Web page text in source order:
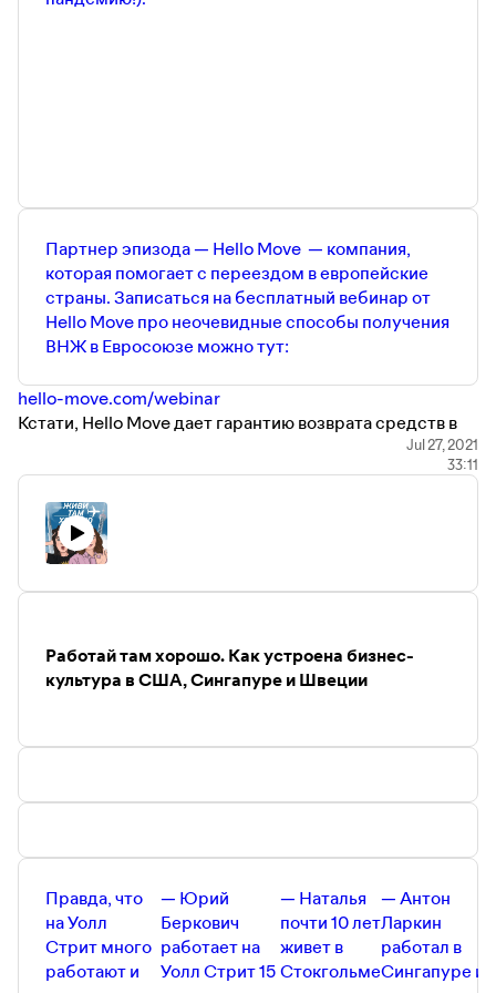
Партнер эпизода — Hello Move — компания,
которая помогает с переездом в европейские
страны. Записаться на бесплатный вебинар от
Hello Move про неочевидные способы получения
ВНЖ в Евросоюзе можно тут:
hello-move.com/webinar
Кстати, Hello Move дает гарантию возврата средств в
Официальная страница программы
startuplatvia.eu
Ассоциация стартапов Латвии
ПодкастМужчина, вы куда?
Другие полезные ссылки от наших партнеров:
Промокод на 20%-скидку на первую сессию с
Сервис онлайн-переводов TransferGo
https://www.patreon.com/Jivi_Xorosho
историями —https://www.instagram.com/jivi_horosho/
комьюнити, а еще там много полезного) —
https://t.me/Jivi_xorosho
Инстаграм Даши Жук —
https://www.instagram.com/daria_beatle
Jul 27, 2021
33:11
Работай там хорошо. Как устроена бизнес-
культура в США, Сингапуре и Швеции
Правда, что
на Уолл
Стрит много
работают и
— Юрий
Беркович
работает на
Уолл Стрит 15
— Наталья
почти 10 лет
живет в
Стокгольме
— Антон
Ларкин
работал в
Сингапуре и в